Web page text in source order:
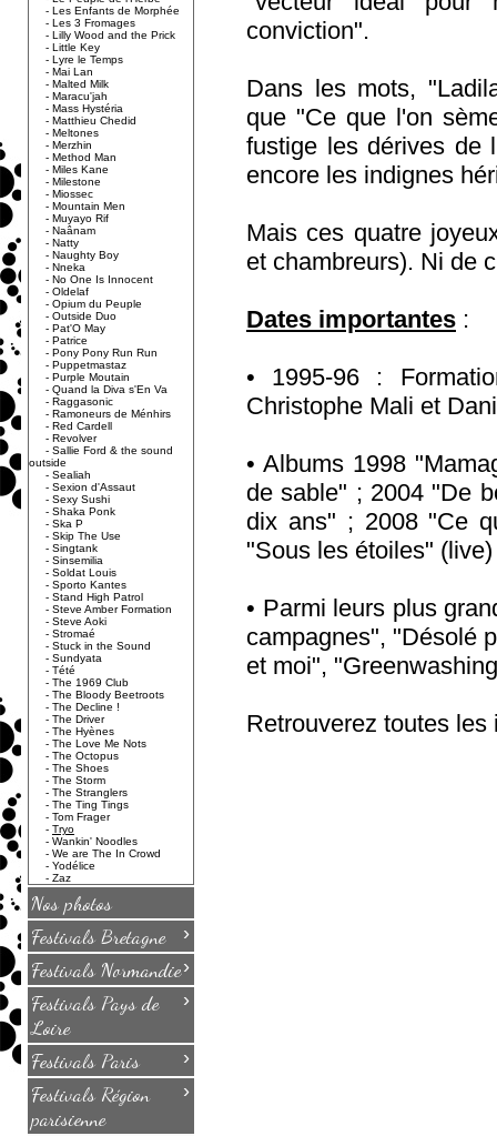
- Les Enfants de Morphée
- Les 3 Fromages
- Lilly Wood and the Prick
- Little Key
- Lyre le Temps
- Mai Lan
- Malted Milk
- Maracu'jah
- Mass Hystéria
- Matthieu Chedid
- Meltones
- Merzhin
- Method Man
- Miles Kane
- Milestone
- Miossec
- Mountain Men
- Muyayo Rif
- Naânam
- Natty
- Naughty Boy
- Nneka
- No One Is Innocent
- Oldelaf
- Opium du Peuple
- Outside Duo
- Pat'O May
- Patrice
- Pony Pony Run Run
- Puppetmastaz
- Purple Moutain
- Quand la Diva s'En Va
- Raggasonic
- Ramoneurs de Ménhirs
- Red Cardell
- Revolver
- Sallie Ford & the sound
outside
- Sealiah
- Sexion d'Assaut
- Sexy Sushi
- Shaka Ponk
- Ska P
- Skip The Use
- Singtank
- Sinsemilia
- Soldat Louis
- Sporto Kantes
- Stand High Patrol
- Steve Amber Formation
- Steve Aoki
- Stromaé
- Stuck in the Sound
- Sundyata
- Tété
- The 1969 Club
- The Bloody Beetroots
- The Decline !
- The Driver
- The Hyènes
- The Love Me Nots
- The Octopus
- The Shoes
- The Storm
- The Stranglers
- The Ting Tings
- Tom Frager
- Tryo
- Wankin' Noodles
- We are The In Crowd
- Yodélice
- Zaz
Nos photos
Festivals Bretagne
›
Festivals Normandie›
Festivals Pays de
Loire
›
Festivals Paris ›
Festivals Région
parisienne
›
conviction".
Dans les mots,
que "Ce que l'on
fustige les dérives de
encore les indignes
Mais ces quatre
et chambreurs). Ni de
Dates importantes :
• 1995-96 :
Christophe Mali et
• Albums 1998
de sable" ; 2004 "De
dix ans" ; 2008 "Ce
"Sous les étoiles"
• Parmi leurs plus
campagnes", "Désolé
et moi",
Retrouverez toutes